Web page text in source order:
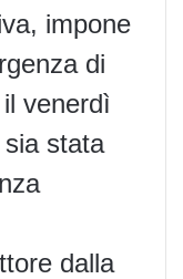
impone
di
venerdì
stata
dalla